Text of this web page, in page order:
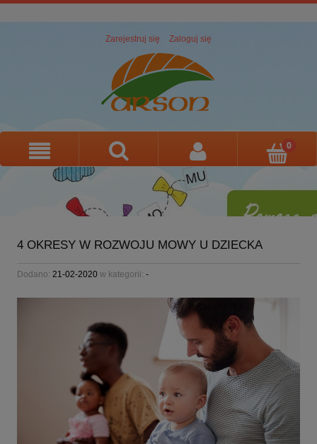
Zarejestruj się Zaloguj się
4 OKRESY W ROZWOJU MOWY U DZIECKA
Dodano: 21-02-2020 w kategorii: -